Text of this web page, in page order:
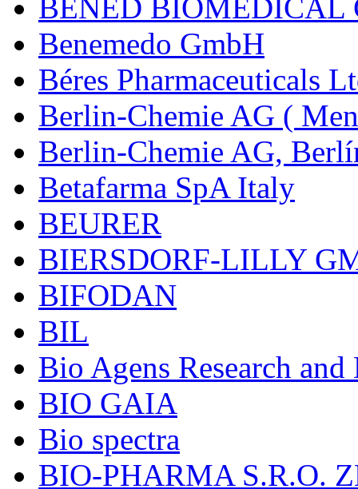
BENED BIOMEDICAL
Benemedo GmbH
Béres Pharmaceuticals
Berlin-Chemie AG (
Berlin-Chemie AG,
Betafarma SpA Italy
BEURER
BIERSDORF-LILLY
BIFODAN
BIL
Bio Agens Research
BIO GAIA
Bio spectra
BIO-PHARMA S.R.O.